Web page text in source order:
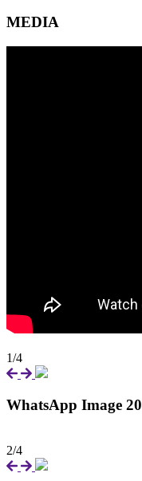
MEDIA
1/4
WhatsApp Image
2/4